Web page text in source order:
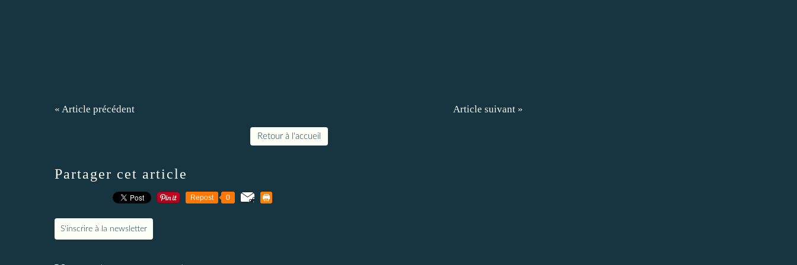
« Article précédent Article suivant »
Retour à l'accueil
Partager cet article
Repost 0
S'inscrire à la newsletter